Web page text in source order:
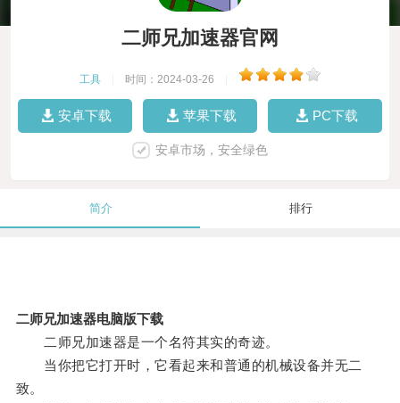
二师兄加速器官网
工具 时间：2024-03-26
安卓下载 苹果下载 PC下载
安卓市场，安全绿色
简介 排行
二师兄加速器电脑版下载
二师兄加速器是一个名符其实的奇迹。
当你把它打开时，它看起来和普通的机械设备并无二
致。